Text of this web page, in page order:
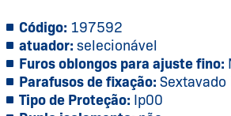
Código: 197592
atuador: selecionável
Furos oblongos para ajuste fino:
Parafusos de fixação:
Tipo de Proteção: Ip00